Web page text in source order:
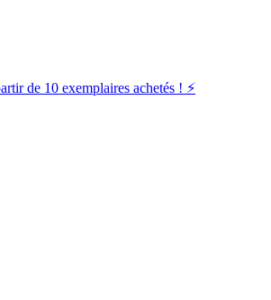
de 10 exemplaires achetés ! ⚡️